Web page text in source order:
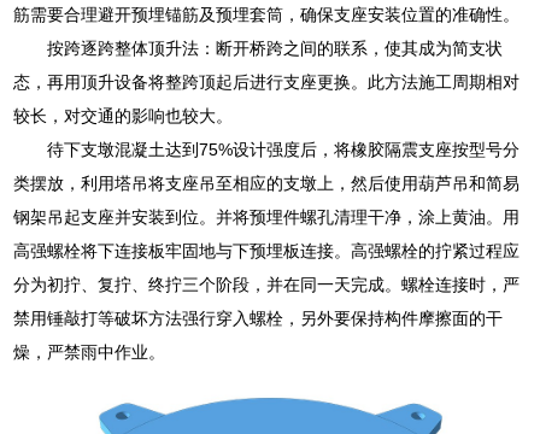
筋需要合理避开预埋锚筋及预埋套筒，确保支座安装位置的准确性。
按跨逐跨整体顶升法：断开桥跨之间的联系，使其成为简支状
态，再用顶升设备将整跨顶起后进行支座更换。此方法施工周期相对
较长，对交通的影响也较大。
待下支墩混凝土达到75%设计强度后，将橡胶隔震支座按型号分
类摆放，利用塔吊将支座吊至相应的支墩上，然后使用葫芦吊和简易
钢架吊起支座并安装到位。并将预埋件螺孔清理干净，涂上黄油。用
高强螺栓将下连接板牢固地与下预埋板连接。高强螺栓的拧紧过程应
分为初拧、复拧、终拧三个阶段，并在同一天完成。螺栓连接时，严
禁用锤敲打等破坏方法强行穿入螺栓，另外要保持构件摩擦面的干
燥，严禁雨中作业。